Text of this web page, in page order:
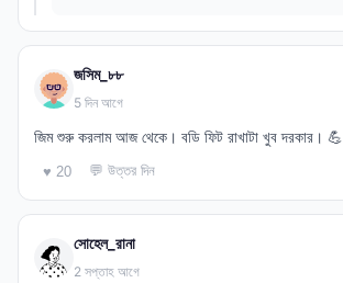
জসিম_৮৮
5 দিন আগে
জিম শুরু করলাম আজ থেকে। বডি ফিট রাখাটা খুব দরকার। 💪
♥ 20 💬 উত্তর দিন
সোহেল_রানা
2 সপ্তাহ আগে